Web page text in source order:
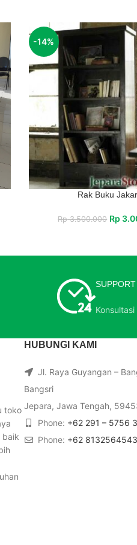
-14%
Rak Buku
Rp3.500.000 Rp
toko
baik
HUBUNGI KAMI
Jl. Raya Guyangan –
Bangsri
Jepara, Jawa Tengah,
Phone: +62 291 – 5756
Phone: +62